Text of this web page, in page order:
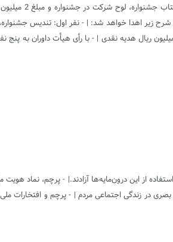
- به همه‌ی کسانی
افتخار و مبلغ 30 میلیون ریال هدیه نقدی | - نفر سوم: تندیس جشنواره، دیپلم افتخار و
از این درون‌مایه‌ها آزادند.| - پرچم، نماد
در زندگی اجتماعی مردم | - پرچم و